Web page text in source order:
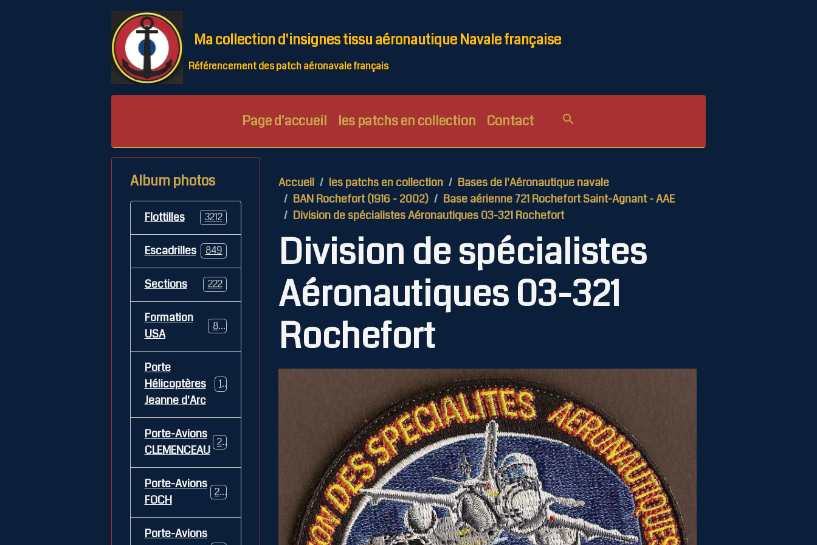
Ma collection d'insignes tissu aéronautique Navale française
Référencement des patch aéronavale français
Page d'accueil les patchs en collection Contact
Accueil les patchs en collection
Bases de l'Aéronautique navale
BAN Rochefort (1916 - 2002)
Base aérienne 721 Rochefort Saint-Agnant - AAE
Division de spécialistes Aéronautiques 03-321 Rochefort
Division de spécialistes
Aéronautiques 03-321
Rochefort
Album photos
Flottilles 3212
Escadrilles 849
Sections 222
Formation
USA
84
Porte
Hélicoptères
Jeanne d'Arc
12
Porte-Avions
CLEMENCEAU
26
Porte-Avions
FOCH
29
Porte-Avions